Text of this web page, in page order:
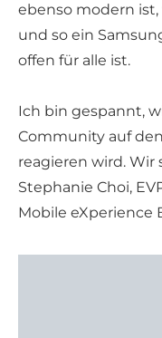
ebenso modern
und so ein
offen für alle ist.
Ich bin gespannt,
Community auf
reagieren wird. Wir
Stephanie Choi,
Mobile eXperience